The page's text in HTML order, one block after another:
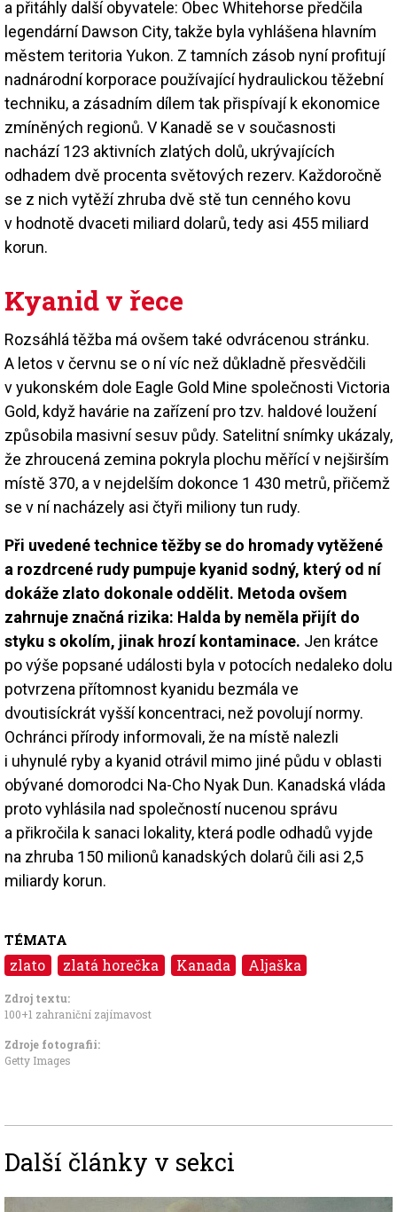
a přitáhly další obyvatele: Obec Whitehorse předčila
legendární Dawson City, takže byla vyhlášena hlavním
městem teritoria Yukon. Z tamních zásob nyní profitují
nadnárodní korporace používající hydraulickou těžební
techniku, a zásadním dílem tak přispívají k ekonomice
zmíněných regionů. V Kanadě se v současnosti
nachází 123 aktivních zlatých dolů, ukrývajících
odhadem dvě procenta světových rezerv. Každoročně
se z nich vytěží zhruba dvě stě tun cenného kovu
v hodnotě dvaceti miliard dolarů, tedy asi 455 miliard
korun.
Kyanid v řece
Rozsáhlá těžba má ovšem také odvrácenou stránku.
A letos v červnu se o ní víc než důkladně přesvědčili
v yukonském dole Eagle Gold Mine společnosti Victoria
Gold, když havárie na zařízení pro tzv. haldové loužení
způsobila masivní sesuv půdy. Satelitní snímky ukázaly,
že zhroucená zemina pokryla plochu měřící v nejširším
místě 370, a v nejdelším dokonce 1 430 metrů, přičemž
se v ní nacházely asi čtyři miliony tun rudy.
Při uvedené technice těžby se do hromady vytěžené
a rozdrcené rudy pumpuje kyanid sodný, který od ní
dokáže zlato dokonale oddělit. Metoda ovšem
zahrnuje značná rizika: Halda by neměla přijít do
styku s okolím, jinak hrozí kontaminace. Jen krátce
po výše popsané události byla v potocích nedaleko dolu
potvrzena přítomnost kyanidu bezmála ve
dvoutisíckrát vyšší koncentraci, než povolují normy.
Ochránci přírody informovali, že na místě nalezli
i uhynulé ryby a kyanid otrávil mimo jiné půdu v oblasti
obývané domorodci Na-Cho Nyak Dun. Kanadská vláda
proto vyhlásila nad společností nucenou správu
a přikročila k sanaci lokality, která podle odhadů vyjde
na zhruba 150 milionů kanadských dolarů čili asi 2,5
miliardy korun.
TÉMATA
zlato zlatá horečka Kanada Aljaška
Zdroj textu:
100+1 zahraniční zajímavost
Zdroje fotografii:
Getty Images
Další články v sekci